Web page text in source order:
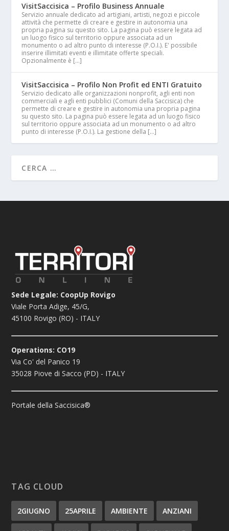
VisitSaccisica – Profilo Business Annuale
Servizio annuale dedicato ad artigiani, artisti, negozi e piccole
attività che permette di creare e gestire in autonomia una
propria pagina su questo sito. La pagina può essere legata ad
un luogo fisico sul territorio oppure associata ad un
monumento o ad altro punto di interesse (P.O.I.). E' possibile
inserire illimitati eventi e illimitate offerte speciali.
Opzionalmente è […]
VisitSaccisica – Profilo Non Profit ed ENTI Gratuito
Servizio dedicato alle organizzazioni nonprofit, agli enti non
commerciali e agli enti pubblici (Comuni della Saccisica) che
permette di creare e gestire in autonomia una propria pagina
su questo sito. La pagina può essere legata ad un luogo fisico
sul territorio oppure associata ad un monumento o ad altro
punto di interesse (P.O.I.). La gestione della […]
Sede Legale: CoopUp Rovigo
Viale Porta Adige, 45/G,
45100 Rovigo (RO) - ITALY
Operations: CO19
Via Co' del Panico 19
35028 Piove di Sacco (PD) - ITALY
Portale della Saccisica®
TAG CLOUD
2GIUGNO 25APRILE AMBIENTE ANZIANI